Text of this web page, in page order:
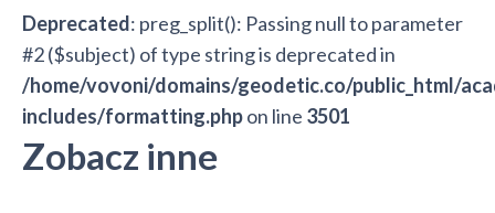
Deprecated: preg_split(): Passing null to parameter
#2 ($subject) of type string is deprecated in
/home/vovoni/domains/geodetic.co/public_html/
includes/formatting.phpon line 3501
Zobacz inne